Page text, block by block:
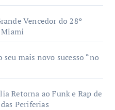
Vencedor do 28º
mais novo sucesso “no
Retorna ao Funk e Rap de
Periferias